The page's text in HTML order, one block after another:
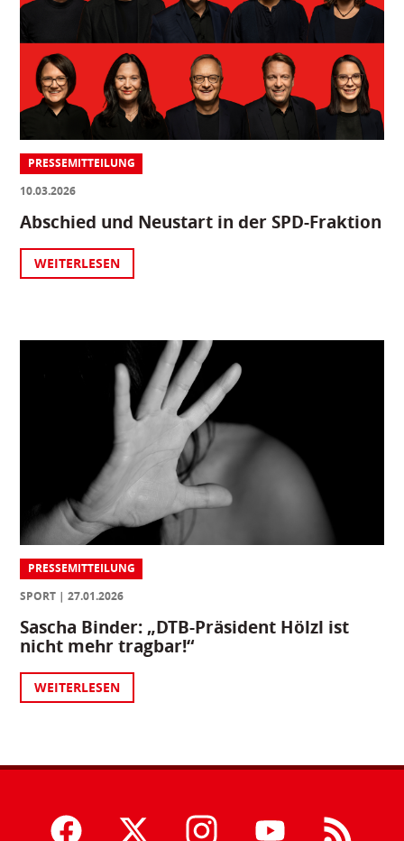
PRESSEMITTEILUNG
10.03.2026
Abschied und Neustart in der SPD-Fraktion
WEITERLESEN
PRESSEMITTEILUNG
SPORT
27.01.2026
Sascha Binder: „DTB-Präsident Hölzl ist
nicht mehr tragbar!“
WEITERLESEN